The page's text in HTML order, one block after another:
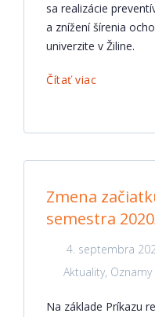
sa realizácie
a znížení šírenia
univerzite v Žiline.
Čítať viac
Zmena
semestra
4. septembra
Aktuality,
Na základe Príkazu